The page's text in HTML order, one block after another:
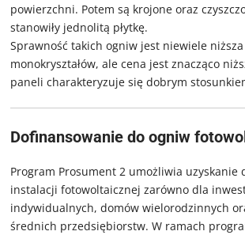
powierzchni. Potem są krojone oraz
stanowiły jednolitą płytkę.
Sprawność takich ogniw jest niewiele
monokryształów, ale cena jest znacząco
paneli charakteryzuje się dobrym
Dofinansowanie do ogniw
Program Prosument 2 umożliwia uzyskanie
instalacji fotowoltaicznej zarówno dla
indywidualnych, domów wielorodzinnych
średnich przedsiębiorstw. W ramach